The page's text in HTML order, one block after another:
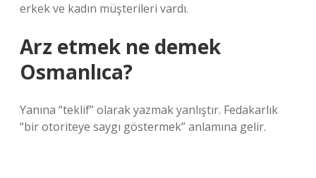
erkek ve kadın müşterileri vardı.
Arz etmek ne demek
Osmanlıca?
Yanına “teklif” olarak yazmak yanlıştır. Fedakarlık
“bir otoriteye saygı göstermek” anlamına gelir.